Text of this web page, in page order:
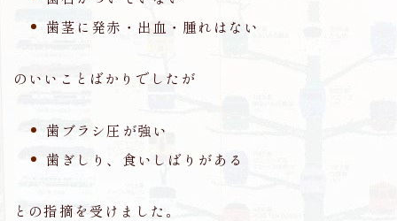
歯茎に発赤・出血・腫れはない
のいいことばかりでしたが
歯ブラシ圧が強い
歯ぎしり、食いしばりがある
との指摘を受けました。